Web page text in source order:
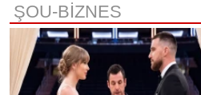
ŞOU-BİZNES